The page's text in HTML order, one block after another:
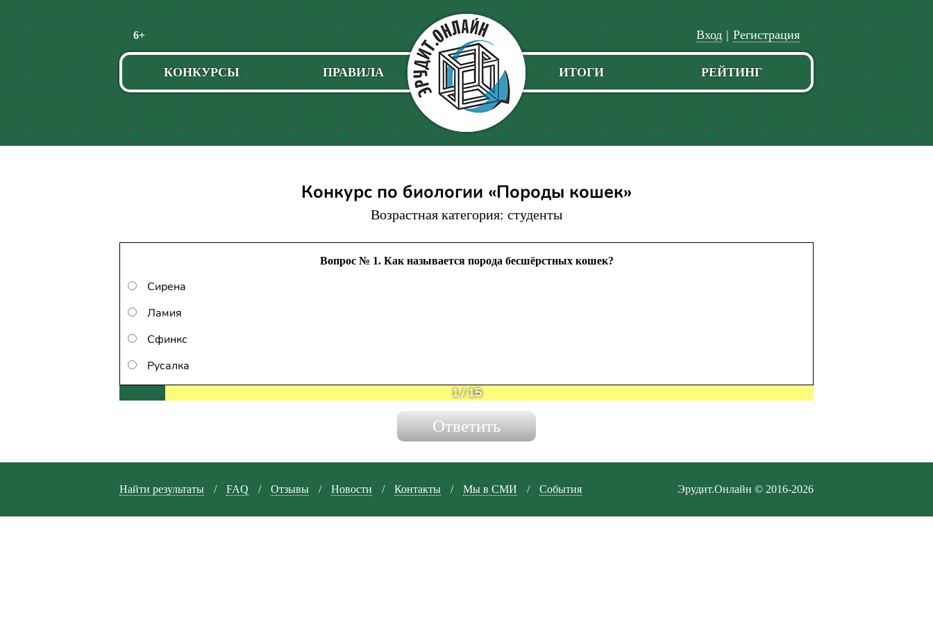
6+
Пропустить
навигацию
Регистрация
|
Вход
КОНКУРСЫ ПРАВИЛА РЕЙТИНГ
ИТОГИ
Конкурс по биологии «Породы кошек»
Возрастная категория: студенты
Вопрос № 1. Как называется порода бесшёрстных кошек?
Сирена
Ламия
Сфинкс
Русалка
1/15
Найти результаты / FAQ / Отзывы / Новости / Контакты / Мы в СМИ / События Эрудит.Онлайн © 2016-2026